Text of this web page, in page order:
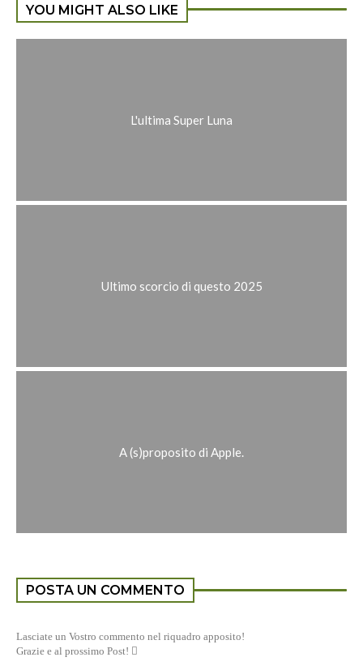
YOU MIGHT ALSO LIKE
L'ultima Super Luna
Ultimo scorcio di questo 2025
A (s)proposito di Apple.
POSTA UN COMMENTO
Lasciate un Vostro commento nel riquadro apposito!
Grazie e al prossimo Post! 